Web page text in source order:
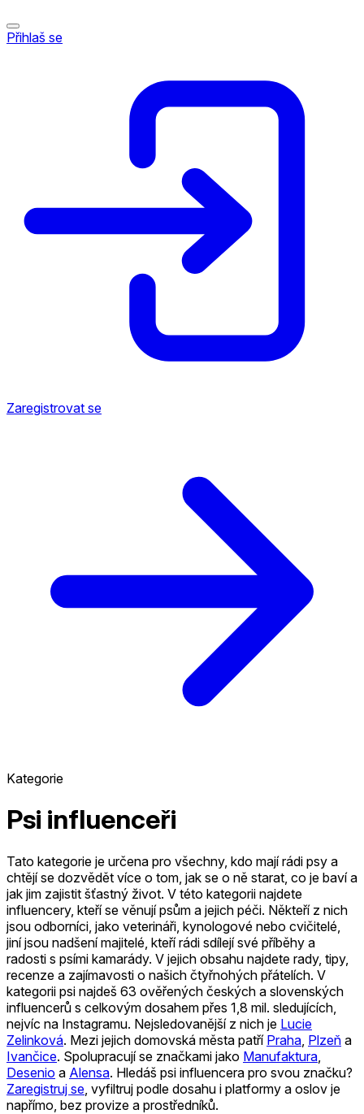
Přihlaš se
Zaregistrovat se
Kategorie
Psi influenceři
Tato kategorie je určena pro všechny, kdo mají rádi psy a
chtějí se dozvědět více o tom, jak se o ně starat, co je baví a
jak jim zajistit šťastný život. V této kategorii najdete
influencery, kteří se věnují psům a jejich péči. Někteří z nich
jsou odborníci, jako veterináři, kynologové nebo cvičitelé,
jiní jsou nadšení majitelé, kteří rádi sdílejí své příběhy a
radosti s psími kamarády. V jejich obsahu najdete rady, tipy,
recenze a zajímavosti o našich čtyřnohých přátelích. V
kategorii psi najdeš 63 ověřených českých a slovenských
influencerů s celkovým dosahem přes 1,8 mil. sledujících,
nejvíc na Instagramu. Nejsledovanější z nich je Lucie
Zelinková. Mezi jejich domovská města patří Praha Plzeň a
Ivančice. Spolupracují se značkami jako Manufaktura
Desenio a Alensa. Hledáš psi influencera pro svou značku?
Zaregistruj se , vyfiltruj podle dosahu i platformy a oslov je
napřímo, bez provize a prostředníků.